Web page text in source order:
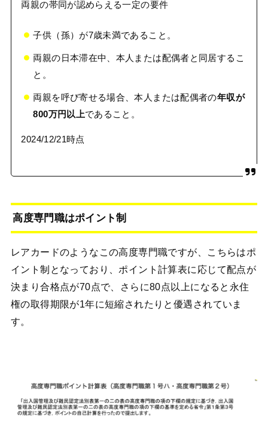
両親の帯同が認めらえる一定の要件
子供（孫）が7歳未満であること。
両親の日本滞在中、本人または配偶者と同居するこ
と。
両親を呼び寄せる場合、本人または配偶者の年収が
800万円以上であること。
2024/12/21時点
高度専門職はポイント制
レアカードのようなこの高度専門職ですが、こちらはポ
イント制となっており、ポイント計算表に応じて配点が
決まり合格点が70点で、さらに80点以上になると永住
権の取得期限が1年に短縮されたりと優遇されていま
す。